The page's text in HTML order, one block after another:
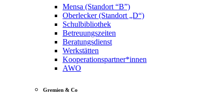
Mensa (Standort “B”)
Oberlecker (Standort „D“)
Schulbibliothek
Betreuungszeiten
Beratungsdienst
Werkstätten
Kooperationspartner*innen
AWO
Gremien & Co